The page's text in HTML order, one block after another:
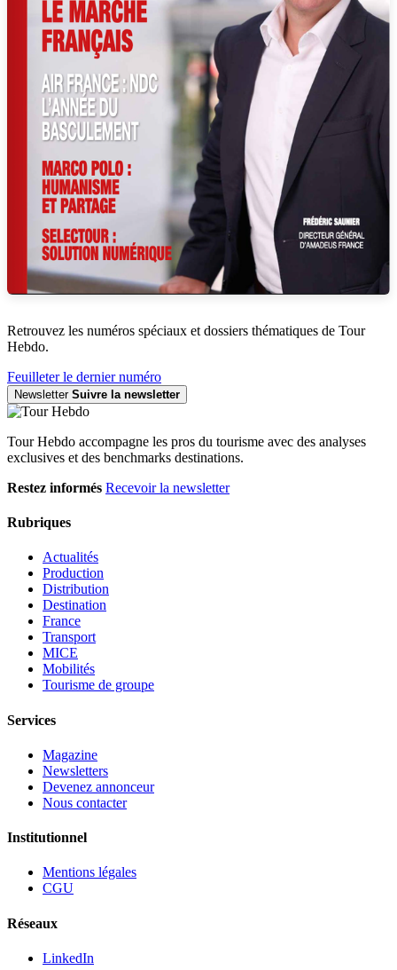
Retrouvez les numéros spéciaux et dossiers thématiques de Tour
Hebdo.
Feuilleter le dernier numéro
Newsletter Suivre la newsletter
Tour Hebdo accompagne les pros du tourisme avec des analyses
exclusives et des benchmarks destinations.
Restez informés Recevoir la newsletter
Rubriques
Actualités
Production
Distribution
Destination
France
Transport
MICE
Mobilités
Tourisme de groupe
Services
Magazine
Newsletters
Devenez annonceur
Nous contacter
Institutionnel
Mentions légales
CGU
Réseaux
LinkedIn